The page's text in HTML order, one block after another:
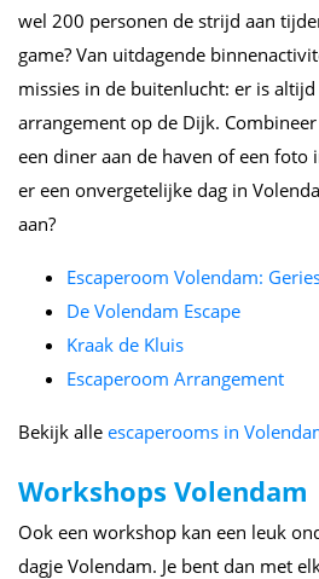
wel 200 personen de strijd aan
game? Van uitdagende
missies in de buitenlucht: er is altijd
arrangement op de Dijk.
een diner aan de haven of een foto
er een onvergetelijke dag in
aan?
Escaperoom Volendam:
De Volendam Escape
Kraak de Kluis
Escaperoom Arrangement
Bekijk alle escaperooms in
Workshops Volendam
Ook een workshop kan een leuk
dagje Volendam. Je bent dan met